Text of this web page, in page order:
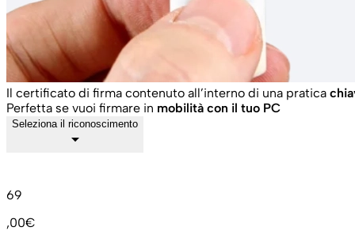
Il certificato di firma contenuto all’interno di una pratica
Perfetta se vuoi firmare in mobilità con il tuo PC
Seleziona il riconoscimento
arrow_drop_down
69
,00€